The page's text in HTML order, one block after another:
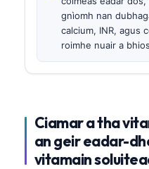
gnìomh nan
calcium, INR, agus
roimhe nuair a
Ciamar a tha
an geir eadar-
vitamain